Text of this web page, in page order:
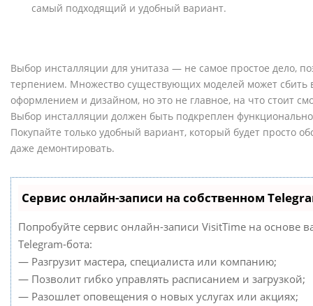
самый подходящий и удобный вариант.
Выбор инсталляции для унитаза — не самое простое дело,
терпением. Множество существующих моделей может сбить
оформлением и дизайном, но это не главное, на что стоит
Выбор инсталляции должен быть подкреплен
Покупайте только удобный вариант, который будет просто
даже демонтировать.
Сервис онлайн-записи на собственном
Попробуйте сервис онлайн-записи VisitTime на основе
Telegram-бота:
— Разгрузит мастера, специалиста или компанию;
— Позволит гибко управлять расписанием и загрузкой;
— Разошлет оповещения о новых услугах или акциях;